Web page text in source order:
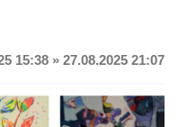
15:38 » 27.08.2025 21:07